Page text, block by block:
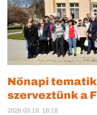
Nőnapi
szerveztünk a
2026.03.19. 16:18